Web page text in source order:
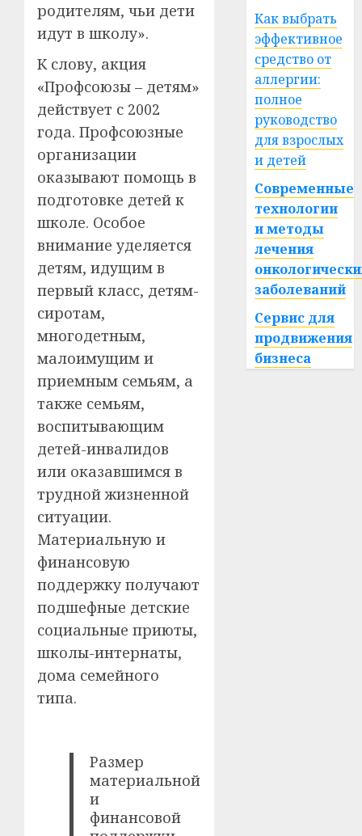
родителям, чьи дети
идут в школу».
К слову, акция
«Профсоюзы – детям»
действует с 2002
года. Профсоюзные
организации
оказывают помощь в
подготовке детей к
школе. Особое
внимание уделяется
детям, идущим в
первый класс, детям-
сиротам,
многодетным,
малоимущим и
приемным семьям, а
также семьям,
воспитывающим
детей-инвалидов
или оказавшимся в
трудной жизненной
ситуации.
Материальную и
финансовую
поддержку получают
подшефные детские
социальные приюты,
школы-интернаты,
дома семейного
типа.
Размер
материальной
и
финансовой
Как выбрать
эффективное
средство от
аллергии:
полное
руководство
для взрослых
и детей
Современные
технологии
и методы
лечения
заболеваний
Сервис для
продвижения
бизнеса